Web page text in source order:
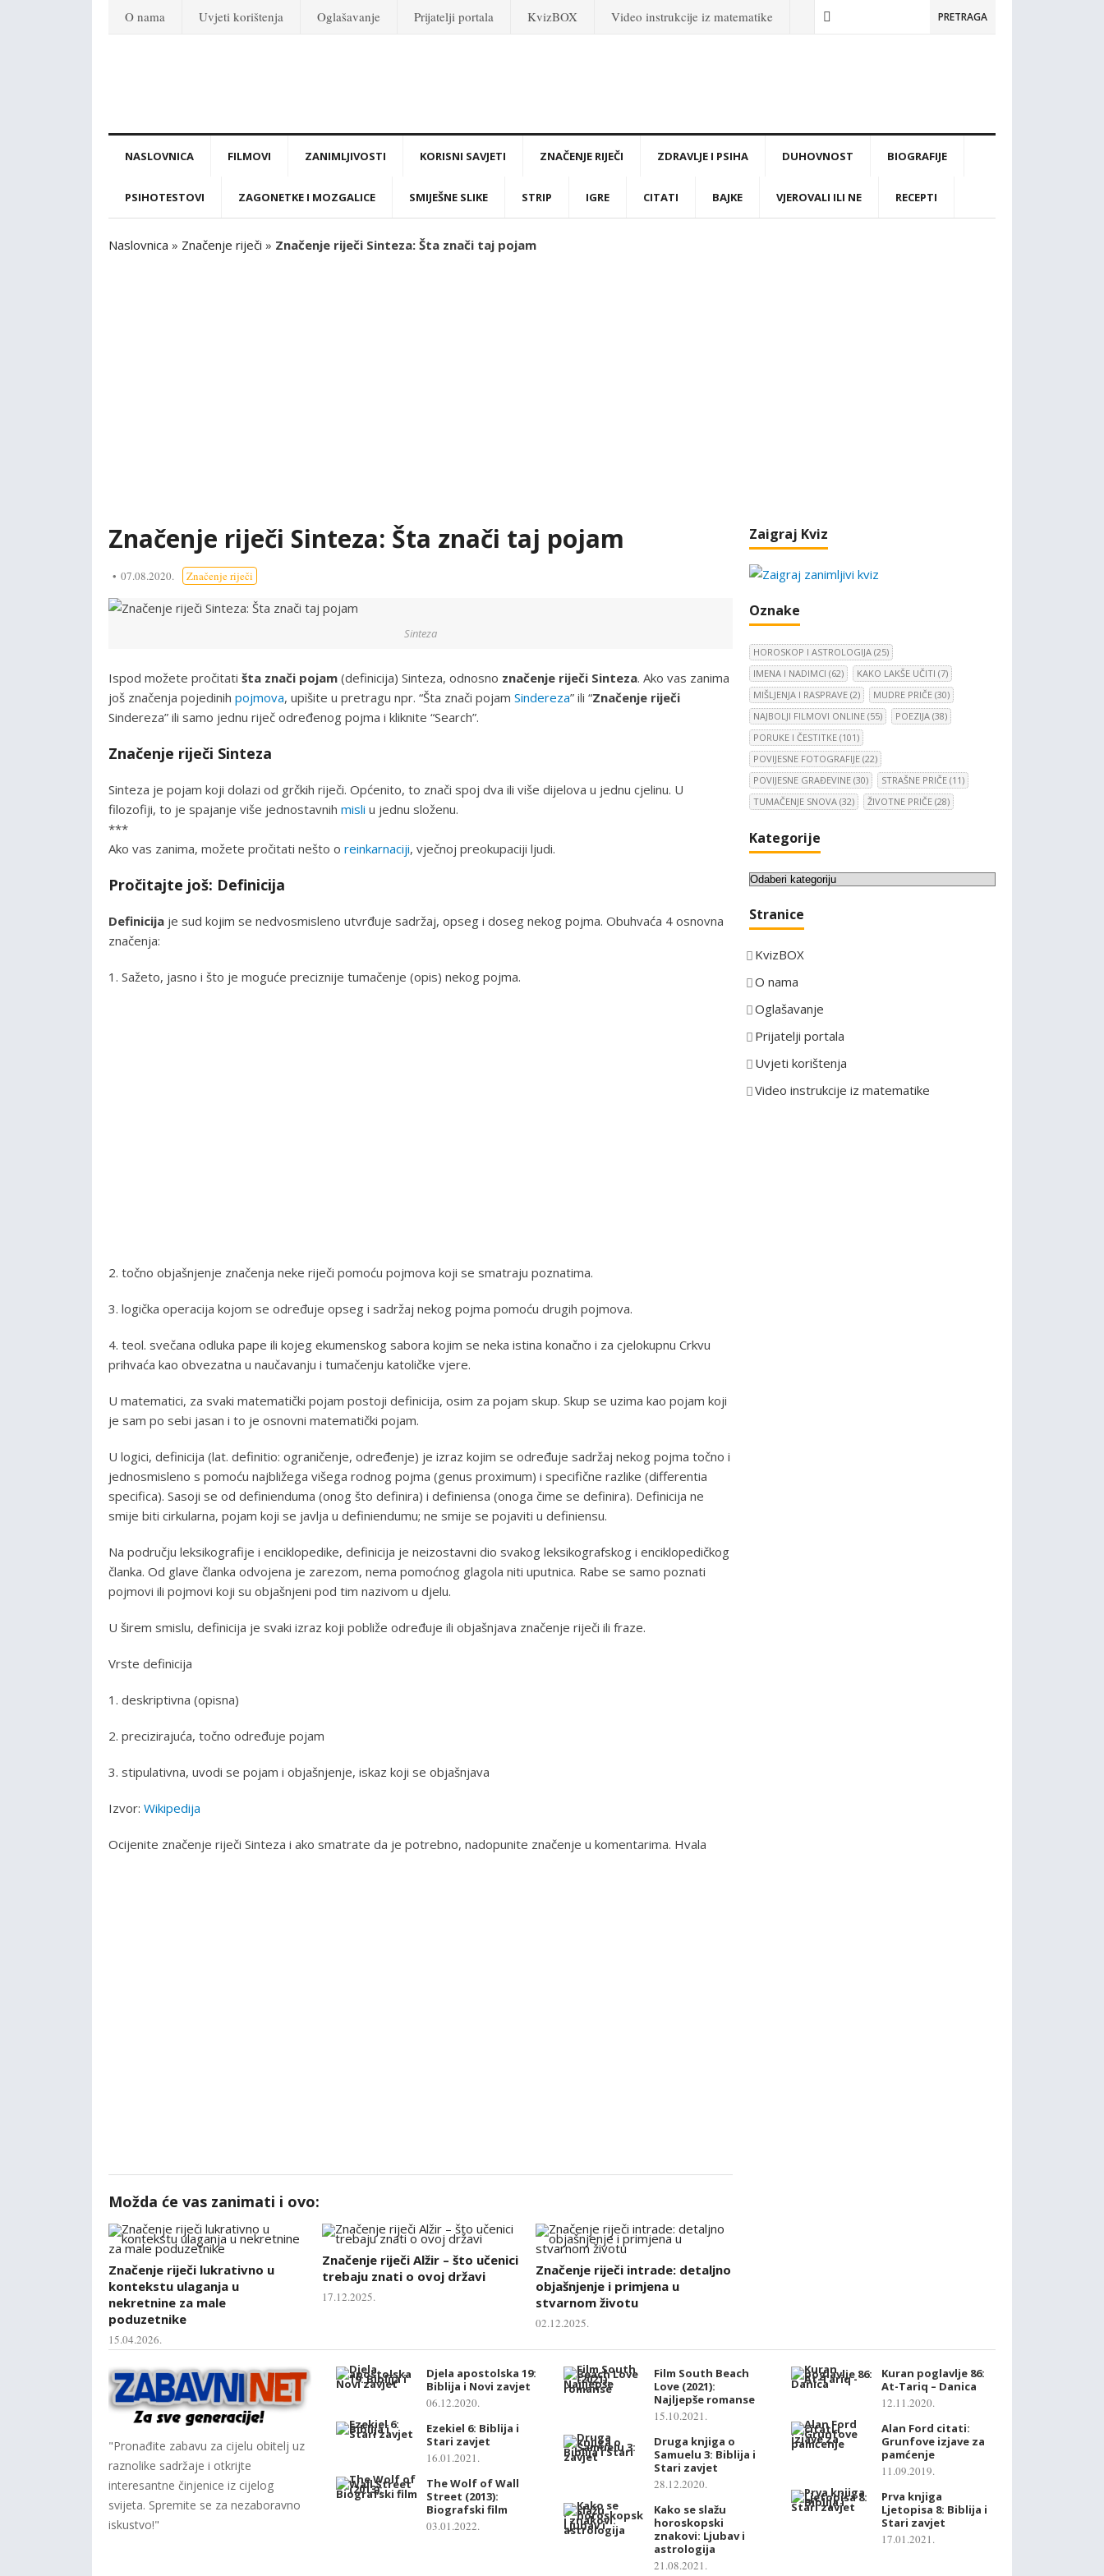
O nama Uvjeti korištenja Oglašavanje Prijatelji portala KvizBOX Video instrukcije iz matematike PRETRAGA
NASLOVNICA FILMOVI ZANIMLJIVOSTI KORISNI SAVJETI ZNAČENJE RIJEČI ZDRAVLJE I PSIHA DUHOVNOST BIOGRAFIJE
PSIHOTESTOVI ZAGONETKE I MOZGALICE SMIJEŠNE SLIKE STRIP IGRE CITATI BAJKE VJEROVALI ILI NE RECEPTI
Naslovnica » Značenje riječi » Značenje riječi Sinteza: Šta znači taj pojam
Značenje riječi Sinteza: Šta znači taj pojam
07.08.2020. Značenje riječi
Sinteza
Ispod možete pročitati šta znači pojam (definicija) Sinteza, odnosno značenje riječi Sinteza. Ako vas zanima
još značenja pojedinih pojmova, upišite u pretragu npr. “Šta znači pojam Sindereza” ili “Značenje riječi
Sindereza” ili samo jednu riječ određenog pojma i kliknite “Search”.
Značenje riječi Sinteza
Sinteza je pojam koji dolazi od grčkih riječi. Općenito, to znači spoj dva ili više dijelova u jednu cjelinu. U
filozofiji, to je spajanje više jednostavnih misli u jednu složenu.
***
Ako vas zanima, možete pročitati nešto o reinkarnaciji, vječnoj preokupaciji ljudi.
Pročitajte još: Definicija
Definicija je sud kojim se nedvosmisleno utvrđuje sadržaj, opseg i doseg nekog pojma. Obuhvaća 4 osnovna
značenja:
1. Sažeto, jasno i što je moguće preciznije tumačenje (opis) nekog pojma.
2. točno objašnjenje značenja neke riječi pomoću pojmova koji se smatraju poznatima.
3. logička operacija kojom se određuje opseg i sadržaj nekog pojma pomoću drugih pojmova.
4. teol. svečana odluka pape ili kojeg ekumenskog sabora kojim se neka istina konačno i za cjelokupnu Crkvu
prihvaća kao obvezatna u naučavanju i tumačenju katoličke vjere.
U matematici, za svaki matematički pojam postoji definicija, osim za pojam skup. Skup se uzima kao pojam koji
je sam po sebi jasan i to je osnovni matematički pojam.
U logici, definicija (lat. definitio: ograničenje, određenje) je izraz kojim se određuje sadržaj nekog pojma točno i
jednosmisleno s pomoću najbližega višega rodnog pojma (genus proximum) i specifične razlike (differentia
specifica). Sasoji se od definienduma (onog što definira) i definiensa (onoga čime se definira). Definicija ne
smije biti cirkularna, pojam koji se javlja u definiendumu; ne smije se pojaviti u definiensu.
Na području leksikografije i enciklopedike, definicija je neizostavni dio svakog leksikografskog i enciklopedičkog
članka. Od glave članka odvojena je zarezom, nema pomoćnog glagola niti uputnica. Rabe se samo poznati
pojmovi ili pojmovi koji su objašnjeni pod tim nazivom u djelu.
U širem smislu, definicija je svaki izraz koji pobliže određuje ili objašnjava značenje riječi ili fraze.
Vrste definicija
1. deskriptivna (opisna)
2. precizirajuća, točno određuje pojam
3. stipulativna, uvodi se pojam i objašnjenje, iskaz koji se objašnjava
Izvor: Wikipedija
Ocijenite značenje riječi Sinteza i ako smatrate da je potrebno, nadopunite značenje u komentarima. Hvala
Možda će vas zanimati i ovo:
Značenje riječi lukrativno u
kontekstu ulaganja u
nekretnine za male
poduzetnike
15.04.2026.
Značenje riječi Alžir – što učenici
trebaju znati o ovoj državi
17.12.2025.
Značenje riječi intrade: detaljno
objašnjenje i primjena u
stvarnom životu
02.12.2025.
Zaigraj Kviz
Oznake
HOROSKOP I ASTROLOGIJA (25)
IMENA I NADIMCI (62) KAKO LAKŠE UČITI (7)
MIŠLJENJA I RASPRAVE (2) MUDRE PRIČE (30)
NAJBOLJI FILMOVI ONLINE (55) POEZIJA (38)
PORUKE I ČESTITKE (101)
POVIJESNE FOTOGRAFIJE (22)
POVIJESNE GRAĐEVINE (30) STRAŠNE PRIČE (11)
TUMAČENJE SNOVA (32) ŽIVOTNE PRIČE (28)
Kategorije
K
t
g
o
i
j
e
Stranice
KvizBOX
O nama
Oglašavanje
Prijatelji portala
Uvjeti korištenja
Video instrukcije iz matematike
"Pronađite zabavu za cijelu obitelj uz
raznolike sadržaje i otkrijte
interesantne činjenice iz cijelog
svijeta. Spremite se za nezaboravno
iskustvo!"
Djela apostolska 19:
Biblija i Novi zavjet
06.12.2020.
Ezekiel 6: Biblija i
Stari zavjet
16.01.2021.
The Wolf of Wall
Street (2013):
Biografski film
03.01.2022.
Film South Beach
Love (2021):
Najljepše romanse
15.10.2021.
Druga knjiga o
Samuelu 3: Biblija i
Stari zavjet
28.12.2020.
Kako se slažu
horoskopski
znakovi: Ljubav i
astrologija
21.08.2021.
Kuran poglavlje 86:
At-Tariq – Danica
12.11.2020.
Alan Ford citati:
Grunfove izjave za
pamćenje
11.09.2019.
Prva knjiga
Ljetopisa 8: Biblija i
Stari zavjet
17.01.2021.